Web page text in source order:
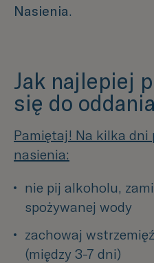
Nasienia.
Jak najlepiej
się do
Pamiętaj! Na kilka dni
nasienia:
nie pij alkoholu,
spożywanej wody
zachowaj
(między 3-7 dni)